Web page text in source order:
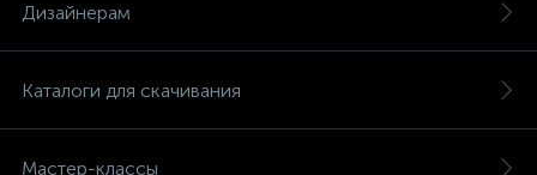
Дизайнерам
Каталоги для скачивания
Мастер-классы